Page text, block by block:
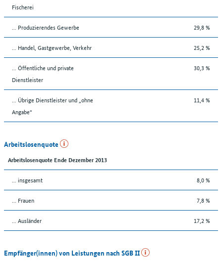
Fischerei
... Produzierendes Gewerbe 29,8 %
... Handel, Gastgewerbe, Verkehr 25,2 %
... Öffentliche und private
Dienstleister
30,3 %
... Übrige Dienstleister und „ohne
Angabe“
11,4 %
Arbeitslosenquote
Arbeitslosenquote Ende Dezember 2013
... insgesamt 8,0 %
... Frauen 7,8 %
... Ausländer 17,2 %
Empfänger(innen) von Leistungen nach SGB II